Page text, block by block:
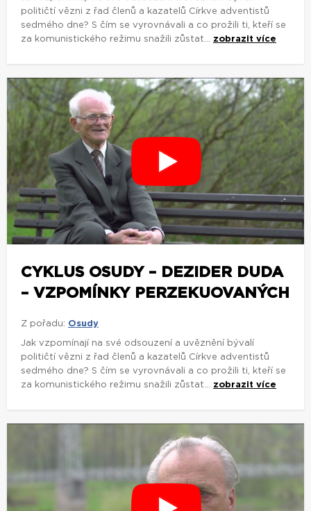
političtí vězni z řad členů a kazatelů Církve adventistů
sedmého dne? S čím se vyrovnávali a co prožili ti, kteří se
za komunistického režimu snažili zůstat... zobrazit více
CYKLUS OSUDY – DEZIDER DUDA
– VZPOMÍNKY PERZEKUOVANÝCH
Z pořadu: Osudy
Jak vzpomínají na své odsouzení a uvěznění bývalí
političtí vězni z řad členů a kazatelů Církve adventistů
sedmého dne? S čím se vyrovnávali a co prožili ti, kteří se
za komunistického režimu snažili zůstat... zobrazit více